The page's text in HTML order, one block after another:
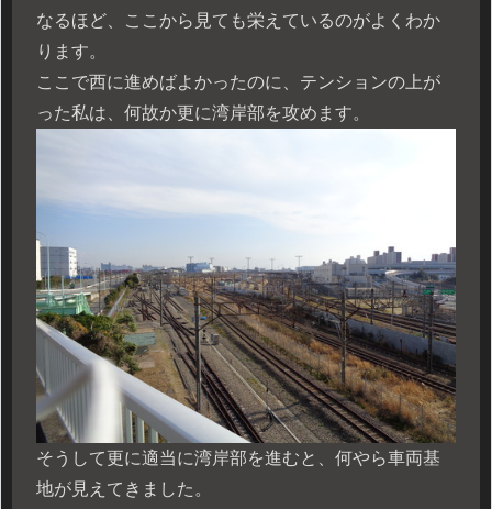
なるほど、ここから見ても栄えているのがよくわか
ります。
ここで西に進めばよかったのに、テンションの上が
った私は、何故か更に湾岸部を攻めます。
そうして更に適当に湾岸部を進むと、何やら車両基
地が見えてきました。